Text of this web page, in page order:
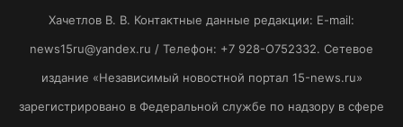
Хaчeтлoв B. B. Контактные данные редакции: E-mail:
news15ru@yandex.ru / Телефон: +7 928-O752332. Сетевое
издание «Независимый новостной портал 15-news.ru»
зарегистрировано в Федеральной службе по надзору в сфере